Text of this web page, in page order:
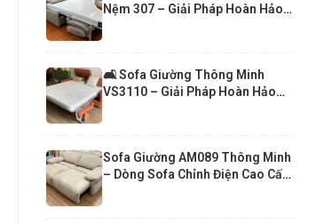
Nệm 307 – Giải Pháp Hoàn Hảo
🛋️ Sofa Giường Thông Minh
VS3110 – Giải Pháp Hoàn Hảo
Sofa Giường AM089 Thông Minh
– Dòng Sofa Chỉnh Điện Cao Cấp